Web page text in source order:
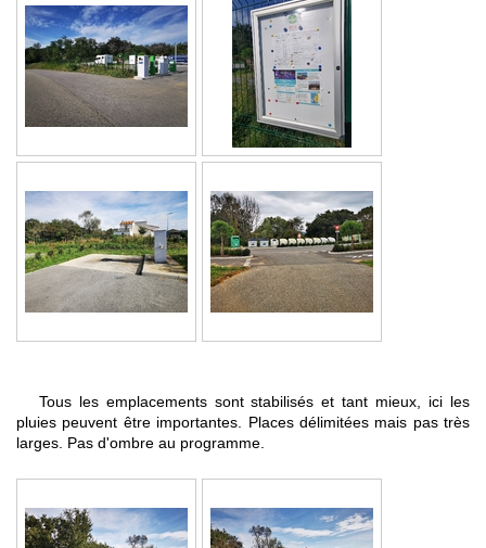
Tous les emplacements sont stabilisés et tant mieux, ici les
pluies peuvent être importantes. Places délimitées mais pas très
larges. Pas d'ombre au programme.